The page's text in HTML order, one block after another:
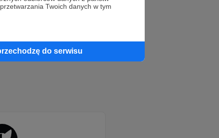
Twoich danych w tym
do serwisu